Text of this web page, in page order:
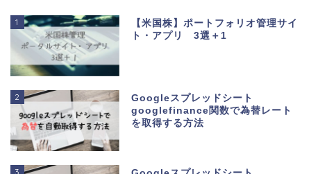
1
【米国株】ポートフォリオ管理サイ
ト・アプリ 3選＋1
2
Googleスプレッドシート
googlefinance関数で為替レート
を取得する方法
3